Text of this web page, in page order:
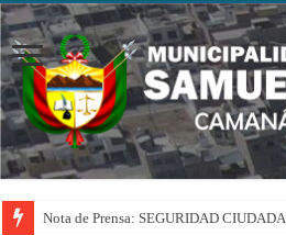
Nota de Prensa: SEGURIDAD